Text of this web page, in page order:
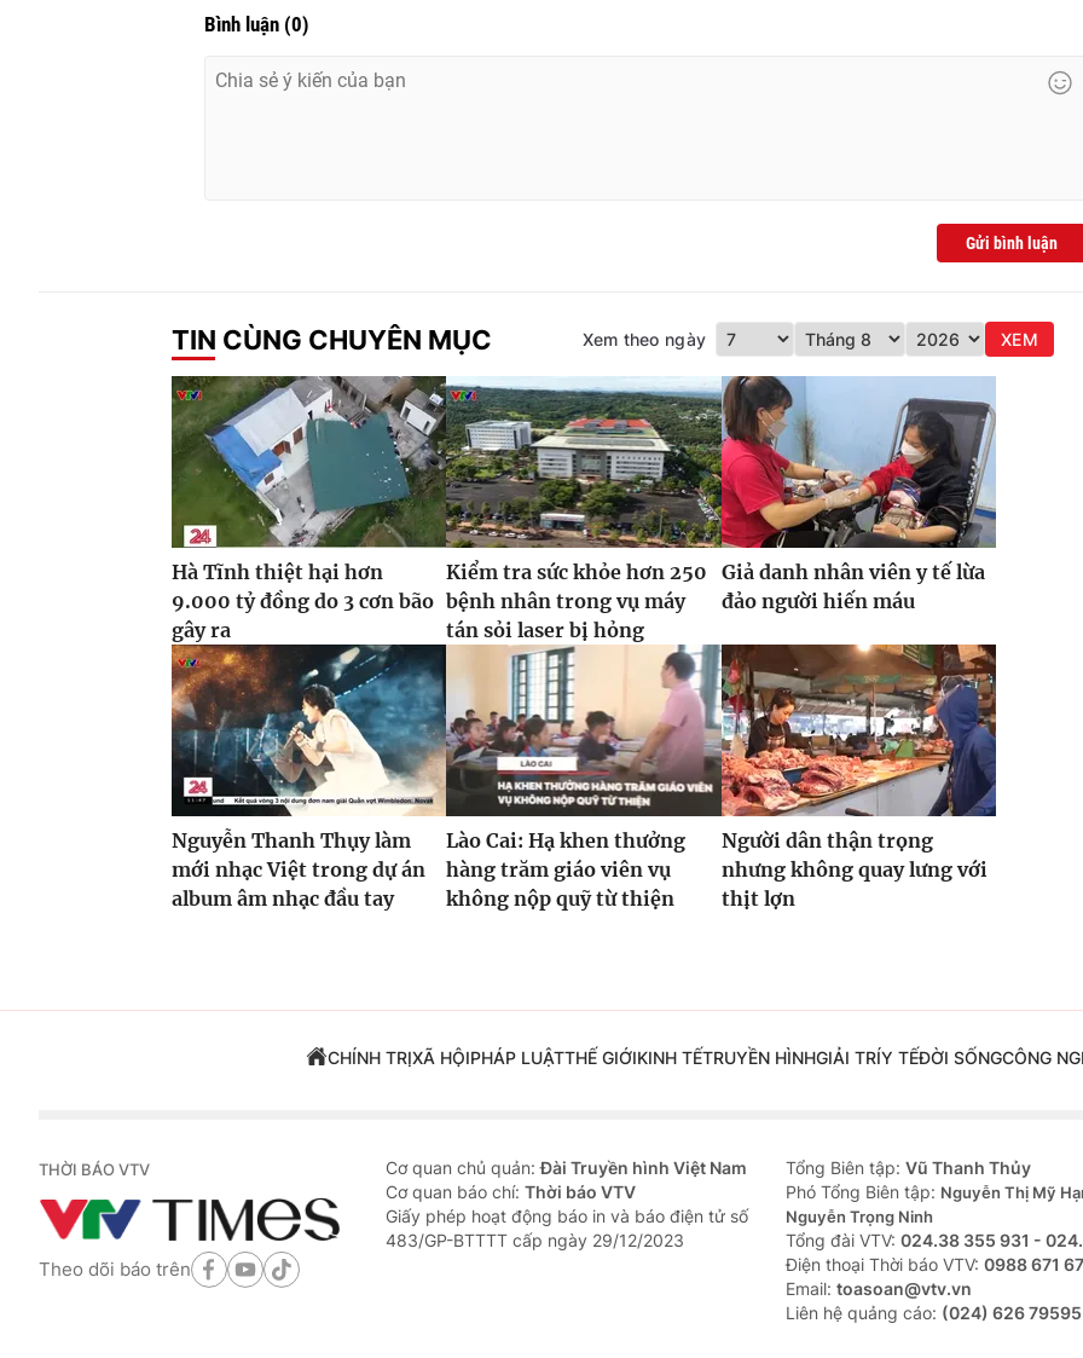
Bình luận (0)
Gửi bình luận
TIN CÙNG CHUYÊN MỤC Xem theo ngày XEM
Hà Tĩnh thiệt hại hơn
9.000 tỷ đồng do 3 cơn bão
gây ra
Kiểm tra sức khỏe hơn 250
bệnh nhân trong vụ máy
tán sỏi laser bị hỏng
Giả danh nhân viên y tế lừa
đảo người hiến máu
Nguyễn Thanh Thụy làm
mới nhạc Việt trong dự án
album âm nhạc đầu tay
Lào Cai: Hạ khen thưởng
hàng trăm giáo viên vụ
không nộp quỹ từ thiện
Người dân thận trọng
nhưng không quay lưng với
thịt lợn
CHÍNH TRỊXÃ HỘIPHÁP LUẬTTHẾ GIỚIKINH TẾTRUYỀN HÌNHGIẢI TRÍY TẾĐỜI SỐNGCÔNG
THỜI BÁO VTV
Theo dõi báo trên
Cơ quan chủ quản:Đài Truyền hình Việt Nam
Cơ quan báo chí: Thời báo VTV
Giấy phép hoạt động báo in và báo điện tử số
483/GP-BTTTT cấp ngày 29/12/2023
Tổng Biên tập: Vũ Thanh Thủy
Phó Tổng Biên tập: Nguyễn Thị Mỹ
Nguyễn Trọng Ninh
Tổng đài VTV: 024.38 355 931 -
Ðiện thoại Thời báo VTV: 0988 671
Email: toasoan@vtv.vn
Liên hệ quảng cáo: (024) 626 79595